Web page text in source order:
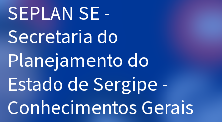
Cursos 20% OFF
Pós
Graduação
OAB
Mentorias
SEPLAN SE -
Secretaria do
Planejamento do
Estado de Sergipe -
Conhecimentos Gerais